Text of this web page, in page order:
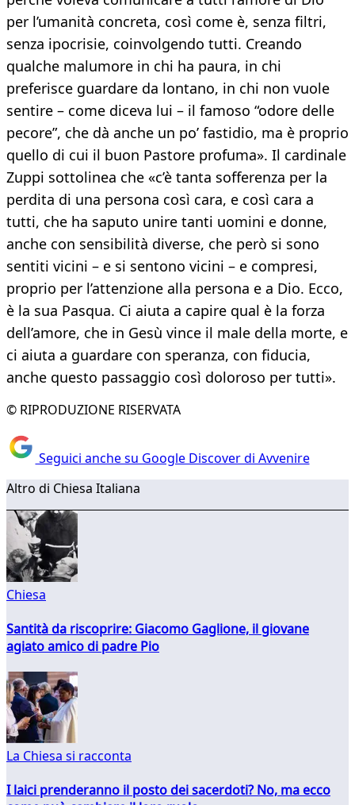
per l’umanità concreta, così come è, senza filtri,
senza ipocrisie, coinvolgendo tutti. Creando
qualche malumore in chi ha paura, in chi
preferisce guardare da lontano, in chi non vuole
sentire – come diceva lui – il famoso “odore delle
pecore”, che dà anche un po’ fastidio, ma è proprio
quello di cui il buon Pastore profuma». Il cardinale
Zuppi sottolinea che «c’è tanta sofferenza per la
perdita di una persona così cara, e così cara a
tutti, che ha saputo unire tanti uomini e donne,
anche con sensibilità diverse, che però si sono
sentiti vicini – e si sentono vicini – e compresi,
proprio per l’attenzione alla persona e a Dio. Ecco,
è la sua Pasqua. Ci aiuta a capire qual è la forza
dell’amore, che in Gesù vince il male della morte, e
ci aiuta a guardare con speranza, con fiducia,
anche questo passaggio così doloroso per tutti».
© RIPRODUZIONE RISERVATA
Seguici anche su Google Discover di Avvenire
Altro di Chiesa Italiana
Chiesa
Santità da riscoprire: Giacomo Gaglione, il giovane
agiato amico di padre Pio
La Chiesa si racconta
I laici prenderanno il posto dei sacerdoti? No, ma ecco